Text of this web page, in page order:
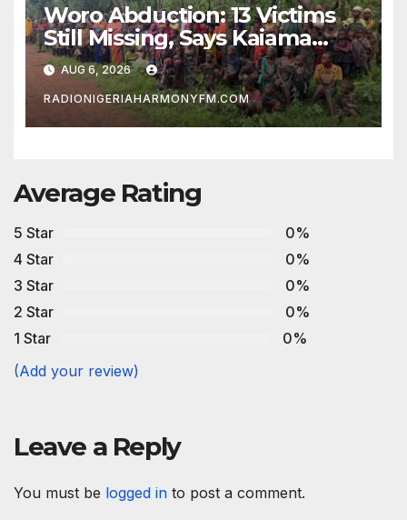
Woro Abduction: 13 Victims
Still Missing, Says Kaiama
Development Association
AUG 6, 2026
RADIONIGERIAHARMONYFM.COM
Average Rating
5 Star
0%
4 Star
0%
3 Star
0%
2 Star
0%
1 Star
0%
(Add your review)
Leave a Reply
You must be logged in to post a comment.